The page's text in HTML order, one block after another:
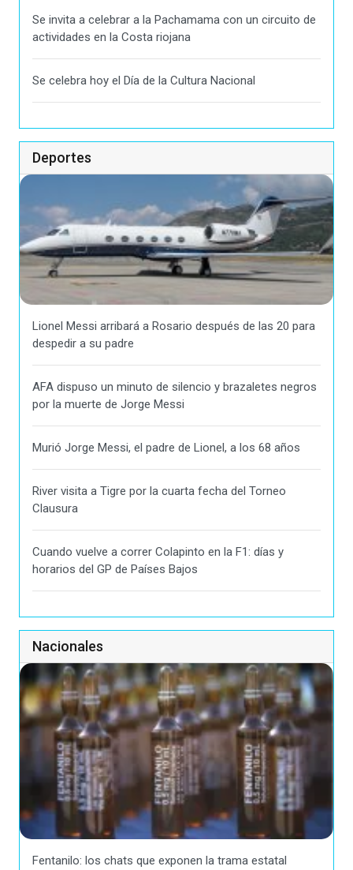
Se invita a celebrar a la Pachamama con un circuito de
actividades en la Costa riojana
Se celebra hoy el Día de la Cultura Nacional
Deportes
Lionel Messi arribará a Rosario después de las 20 para
despedir a su padre
AFA dispuso un minuto de silencio y brazaletes negros
por la muerte de Jorge Messi
Murió Jorge Messi, el padre de Lionel, a los 68 años
River visita a Tigre por la cuarta fecha del Torneo
Clausura
Cuando vuelve a correr Colapinto en la F1: días y
horarios del GP de Países Bajos
Nacionales
Fentanilo: los chats que exponen la trama estatal